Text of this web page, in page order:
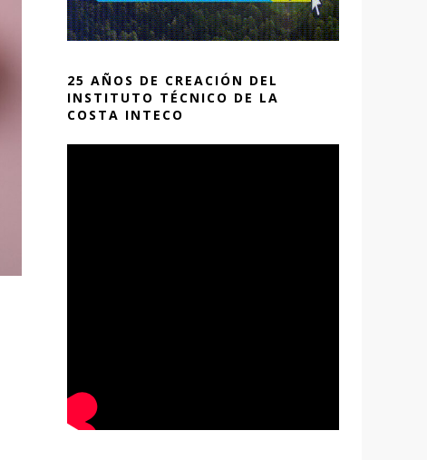
25 AÑOS DE CREACIÓN DEL
INSTITUTO TÉCNICO DE LA
COSTA INTECO